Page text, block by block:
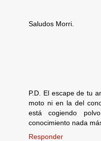
Saludos Morri.
P.D. El escape de tu
moto ni en la del
está cogiendo
conocimiento nada
Responder